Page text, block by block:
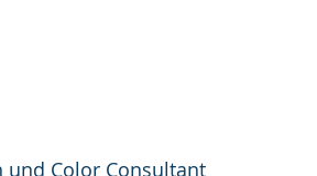
und Color Consultant